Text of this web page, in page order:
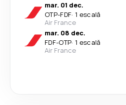
mar. 01 dec.
OTP-FDF· 1 escală
Air France
mar. 08 dec.
FDF-OTP· 1 escală
Air France